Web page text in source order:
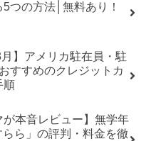
5つの方法│無料あり！
月】アメリカ駐在員・駐
すすめのクレジットカ
順
が本音レビュー】無学年
ら」の評判・料金を徹